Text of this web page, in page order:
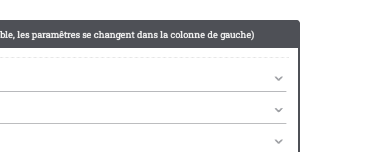
les paramêtres se changent dans la colonne de gauche)